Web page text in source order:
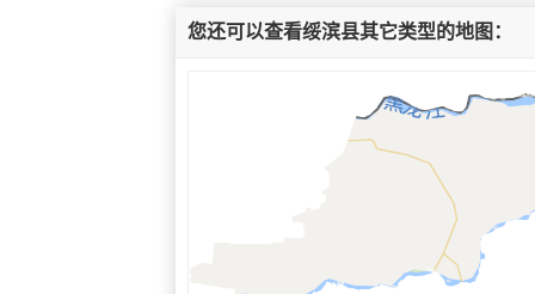
您还可以查看绥滨县其它类型的地图：